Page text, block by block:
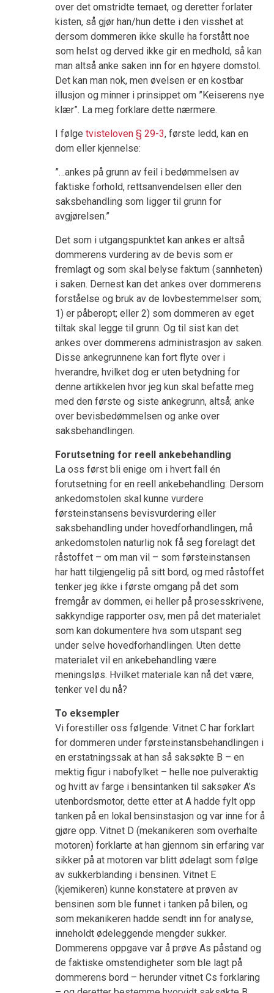
over det omstridte temaet, og deretter forlater
kisten, så gjør han/hun dette i den visshet at
dersom dommeren ikke skulle ha forstått noe
som helst og derved ikke gir en medhold, så kan
man altså anke saken inn for en høyere domstol.
Det kan man nok, men øvelsen er en kostbar
illusjon og minner i prinsippet om ”Keiserens nye
klær”. La meg forklare dette nærmere.
I følge tvisteloven § 29-3, første ledd, kan en
dom eller kjennelse:
”…ankes på grunn av feil i bedømmelsen av
faktiske forhold, rettsanvendelsen eller den
saksbehandling som ligger til grunn for
avgjørelsen.”
Det som i utgangspunktet kan ankes er altså
dommerens vurdering av de bevis som er
fremlagt og som skal belyse faktum (sannheten)
i saken. Dernest kan det ankes over dommerens
forståelse og bruk av de lovbestemmelser som;
1) er påberopt; eller 2) som dommeren av eget
tiltak skal legge til grunn. Og til sist kan det
ankes over dommerens administrasjon av saken.
Disse ankegrunnene kan fort flyte over i
hverandre, hvilket dog er uten betydning for
denne artikkelen hvor jeg kun skal befatte meg
med den første og siste ankegrunn, altså; anke
over bevisbedømmelsen og anke over
saksbehandlingen.
Forutsetning for reell ankebehandling
La oss først bli enige om i hvert fall én
forutsetning for en reell ankebehandling: Dersom
ankedomstolen skal kunne vurdere
førsteinstansens bevisvurdering eller
saksbehandling under hovedforhandlingen, må
ankedomstolen naturlig nok få seg forelagt det
råstoffet – om man vil – som førsteinstansen
har hatt tilgjengelig på sitt bord, og med råstoffet
tenker jeg ikke i første omgang på det som
fremgår av dommen, ei heller på prosesskrivene,
sakkyndige rapporter osv, men på det materialet
som kan dokumentere hva som utspant seg
under selve hovedforhandlingen. Uten dette
materialet vil en ankebehandling være
meningsløs. Hvilket materiale kan nå det være,
tenker vel du nå?
To eksempler
Vi forestiller oss følgende: Vitnet C har forklart
for dommeren under førsteinstansbehandlingen i
en erstatningssak at han så saksøkte B – en
mektig figur i nabofylket – helle noe pulveraktig
og hvitt av farge i bensintanken til saksøker A’s
utenbordsmotor, dette etter at A hadde fylt opp
tanken på en lokal bensinstasjon og var inne for å
gjøre opp. Vitnet D (mekanikeren som overhalte
motoren) forklarte at han gjennom sin erfaring var
sikker på at motoren var blitt ødelagt som følge
av sukkerblanding i bensinen. Vitnet E
(kjemikeren) kunne konstatere at prøven av
bensinen som ble funnet i tanken på bilen, og
som mekanikeren hadde sendt inn for analyse,
inneholdt ødeleggende mengder sukker.
Dommerens oppgave var å prøve As påstand og
de faktiske omstendigheter som ble lagt på
dommerens bord – herunder vitnet Cs forklaring